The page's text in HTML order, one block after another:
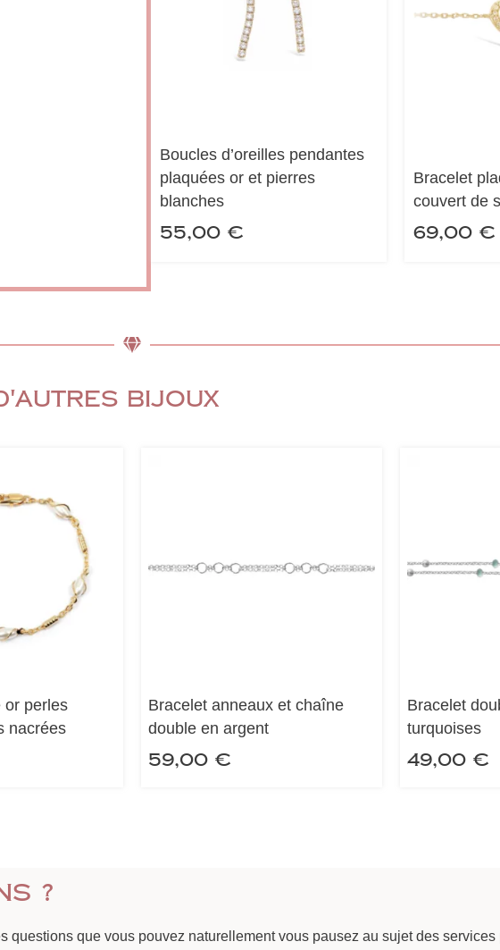
Boucles d’oreilles pendantes
plaquées or et pierres
blanches
55,00€
Bracelet
couvert de
69,00€
bijoux
or perles
nacrées
Bracelet anneaux et chaîne
double en argent
59,00 €
Bracelet
turquoises
49,00 €
?
questions que vous pouvez naturellement vous pausez au sujet des services